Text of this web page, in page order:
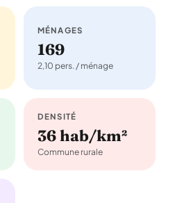
MÉNAGES
169
2,10 pers. / ménage
DENSITÉ
36 hab/km²
Commune rurale